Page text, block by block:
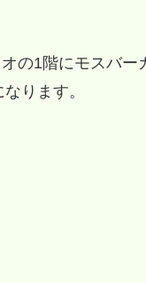
の1階にモスバー
ります。